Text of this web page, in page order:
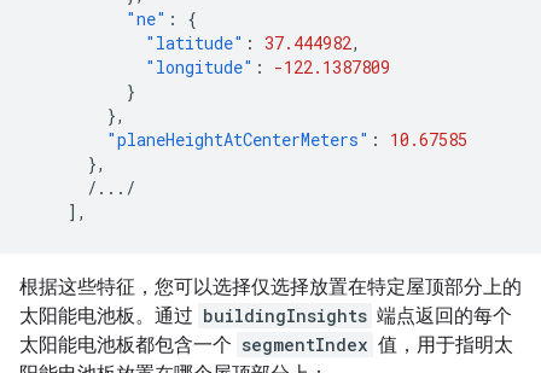
"ne" :
{
"latitude" : 37.444982,
"longitude" :
-122.1387809
}
},
"planeHeightAtCenterMeters" :
10.67585
},
/.../
],
根据这些特征，您可以选择仅选择放置在特定屋顶部分上的
太阳能电池板。通过 buildingInsights 端点返回的每个
太阳能电池板都包含一个 segmentIndex 值，用于指明太